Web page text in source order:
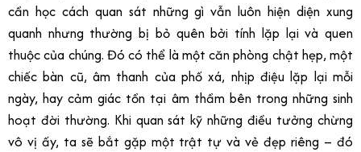
cần học cách quan sát những gì vẫn luôn hiện diện xung
quanh nhưng thường bị bỏ quên bởi tính lặp lại và quen
thuộc của chúng. Đó có thể là một căn phòng chật hẹp, một
chiếc bàn cũ, âm thanh của phố xá, nhịp điệu lặp lại mỗi
ngày, hay cảm giác tồn tại âm thầm bên trong những sinh
hoạt đời thường. Khi quan sát kỹ những điều tưởng chừng
vô vị ấy, ta sẽ bắt gặp một trật tự và vẻ đẹp riêng – đó